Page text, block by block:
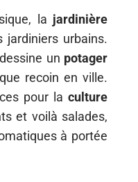
la jardinière
jardiniers urbains.
un potager
recoin en ville.
pour la culture
et voilà salades,
à portée